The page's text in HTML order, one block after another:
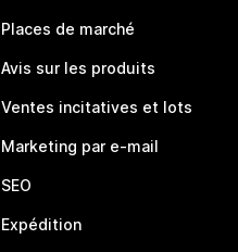
Places de marché
Avis sur les produits
Ventes incitatives et lots
Marketing par e-mail
SEO
Expédition